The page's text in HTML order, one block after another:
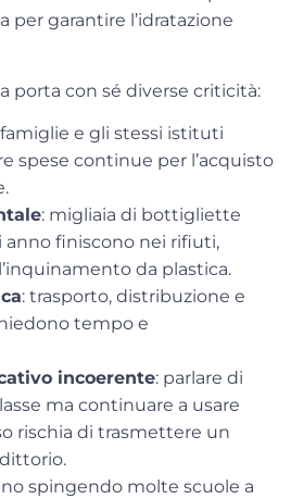
garantire l’idratazione
porta con sé diverse criticità:
famiglie e gli stessi istituti
spese continue per l’acquisto
: migliaia di bottigliette
finiscono nei rifiuti,
da plastica.
: trasporto, distribuzione e
tempo e
incoerente: parlare di
ma continuare a usare
rischia di trasmettere un
spingendo molte scuole a